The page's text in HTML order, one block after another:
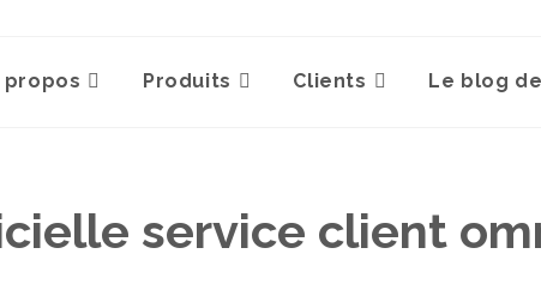
propos Produits Clients Le blog
service client